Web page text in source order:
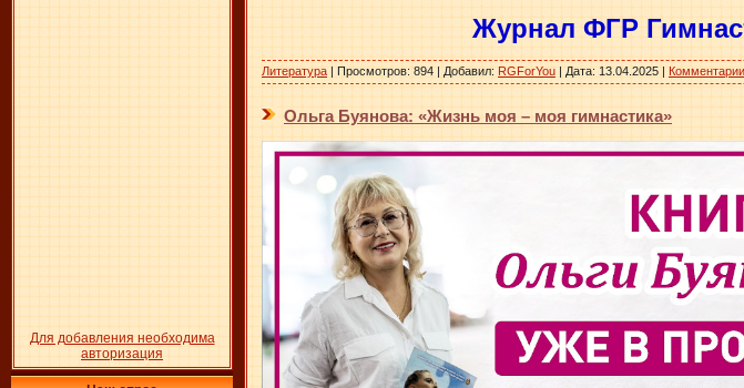
Для добавления необходима
авторизация
Журнал ФГР
Литература | Просмотров: 894 | Добавил: RGForYou | Дата: 13.04.2025 |
Ольга Буянова: «Жизнь моя – моя гимнастика»